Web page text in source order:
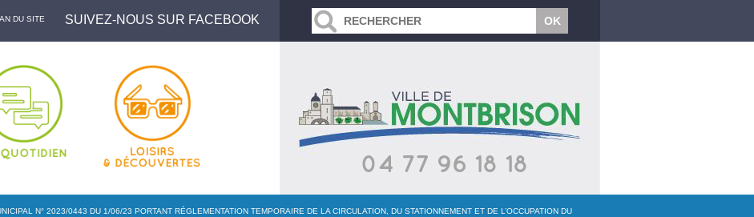
DU SITE SUIVEZ-NOUS SUR FACEBOOK
N° 2023/0443 DU 1/06/23 PORTANT RÉGLEMENTATION TEMPORAIRE DE LA CIRCULATION, DU STATIONNEMENT ET DE L’OCCUPATION DU